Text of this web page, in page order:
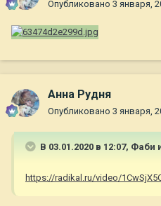
Опубликовано 3 января,
Анна Рудня
Опубликовано 3 января,
В 03.01.2020 в 12:07, Фаби
https://radikal.ru/video/